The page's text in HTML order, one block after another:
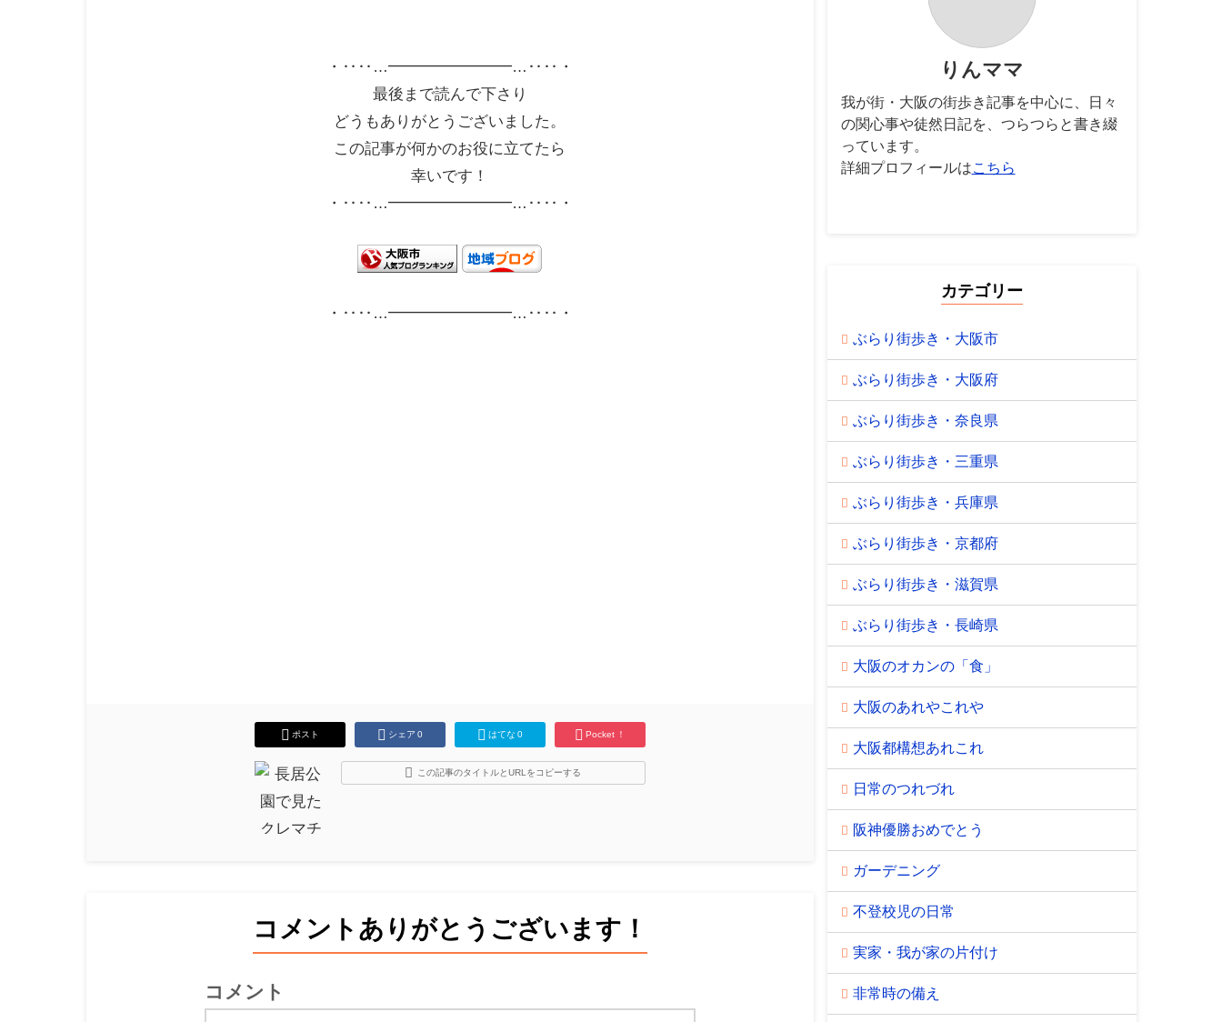
・‥‥…━━━━━━━━…‥‥・
最後まで読んで下さり
どうもありがとうございました。
この記事が何かのお役に立てたら
幸いです！
・‥‥…━━━━━━━━…‥‥・
・‥‥…━━━━━━━━…‥‥・
ポスト シェア 0 はてな 0 Pocket ！
この記事のタイトルとURLをコピーする
コメントありがとうございます！
コメント
りんママ
我が街・大阪の街歩き記事を中心に、日々
の関心事や徒然日記を、つらつらと書き綴
っています。
詳細プロフィールはこちら
カテゴリー
ぶらり街歩き・大阪市
ぶらり街歩き・大阪府
ぶらり街歩き・奈良県
ぶらり街歩き・三重県
ぶらり街歩き・兵庫県
ぶらり街歩き・京都府
ぶらり街歩き・滋賀県
ぶらり街歩き・長崎県
大阪のオカンの「食」
大阪のあれやこれや
大阪都構想あれこれ
日常のつれづれ
阪神優勝おめでとう
ガーデニング
不登校児の日常
実家・我が家の片付け
非常時の備え